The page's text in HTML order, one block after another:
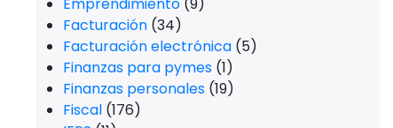
Facturación (34)
Facturación electrónica (5)
Finanzas para pymes (1)
Finanzas personales (19)
Fiscal (176)